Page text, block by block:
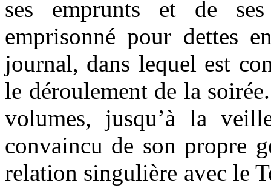
ses emprunts et de
emprisonné pour dettes
journal, dans lequel est
le déroulement de la
volumes, jusqu’à la
convaincu de son propre
relation singulière avec le